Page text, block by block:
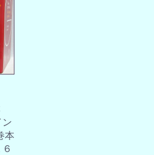
ン
本